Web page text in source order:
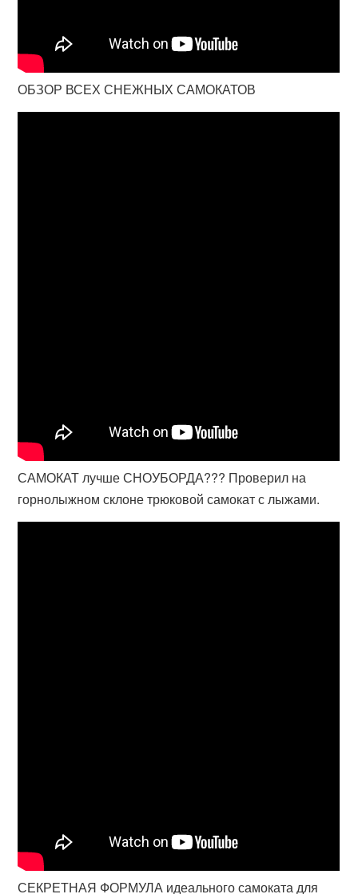
ОБЗОР ВСЕХ СНЕЖНЫХ САМОКАТОВ
САМОКАТ лучше СНОУБОРДА??? Проверил на
горнолыжном склоне трюковой самокат с лыжами.
СЕКРЕТНАЯ ФОРМУЛА идеального самоката для